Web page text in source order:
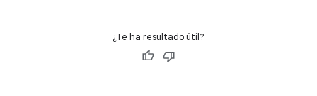
¿Te ha resultado útil?